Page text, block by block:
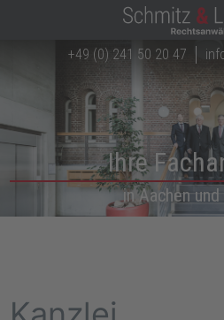
+49 (0) 241 50 20 47
Navigation überspringen
Startseite
Kanzlei
Rechtsgebiete
Anwälte
Kontakt
Ihre
in Aachen